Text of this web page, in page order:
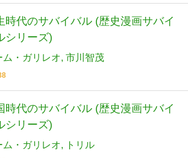
時代のサバイバル (歴史漫画サバイ
シリーズ)
ム・ガリレオ 市川智茂
時代のサバイバル (歴史漫画サバイ
シリーズ)
ム・ガリレオ トリル